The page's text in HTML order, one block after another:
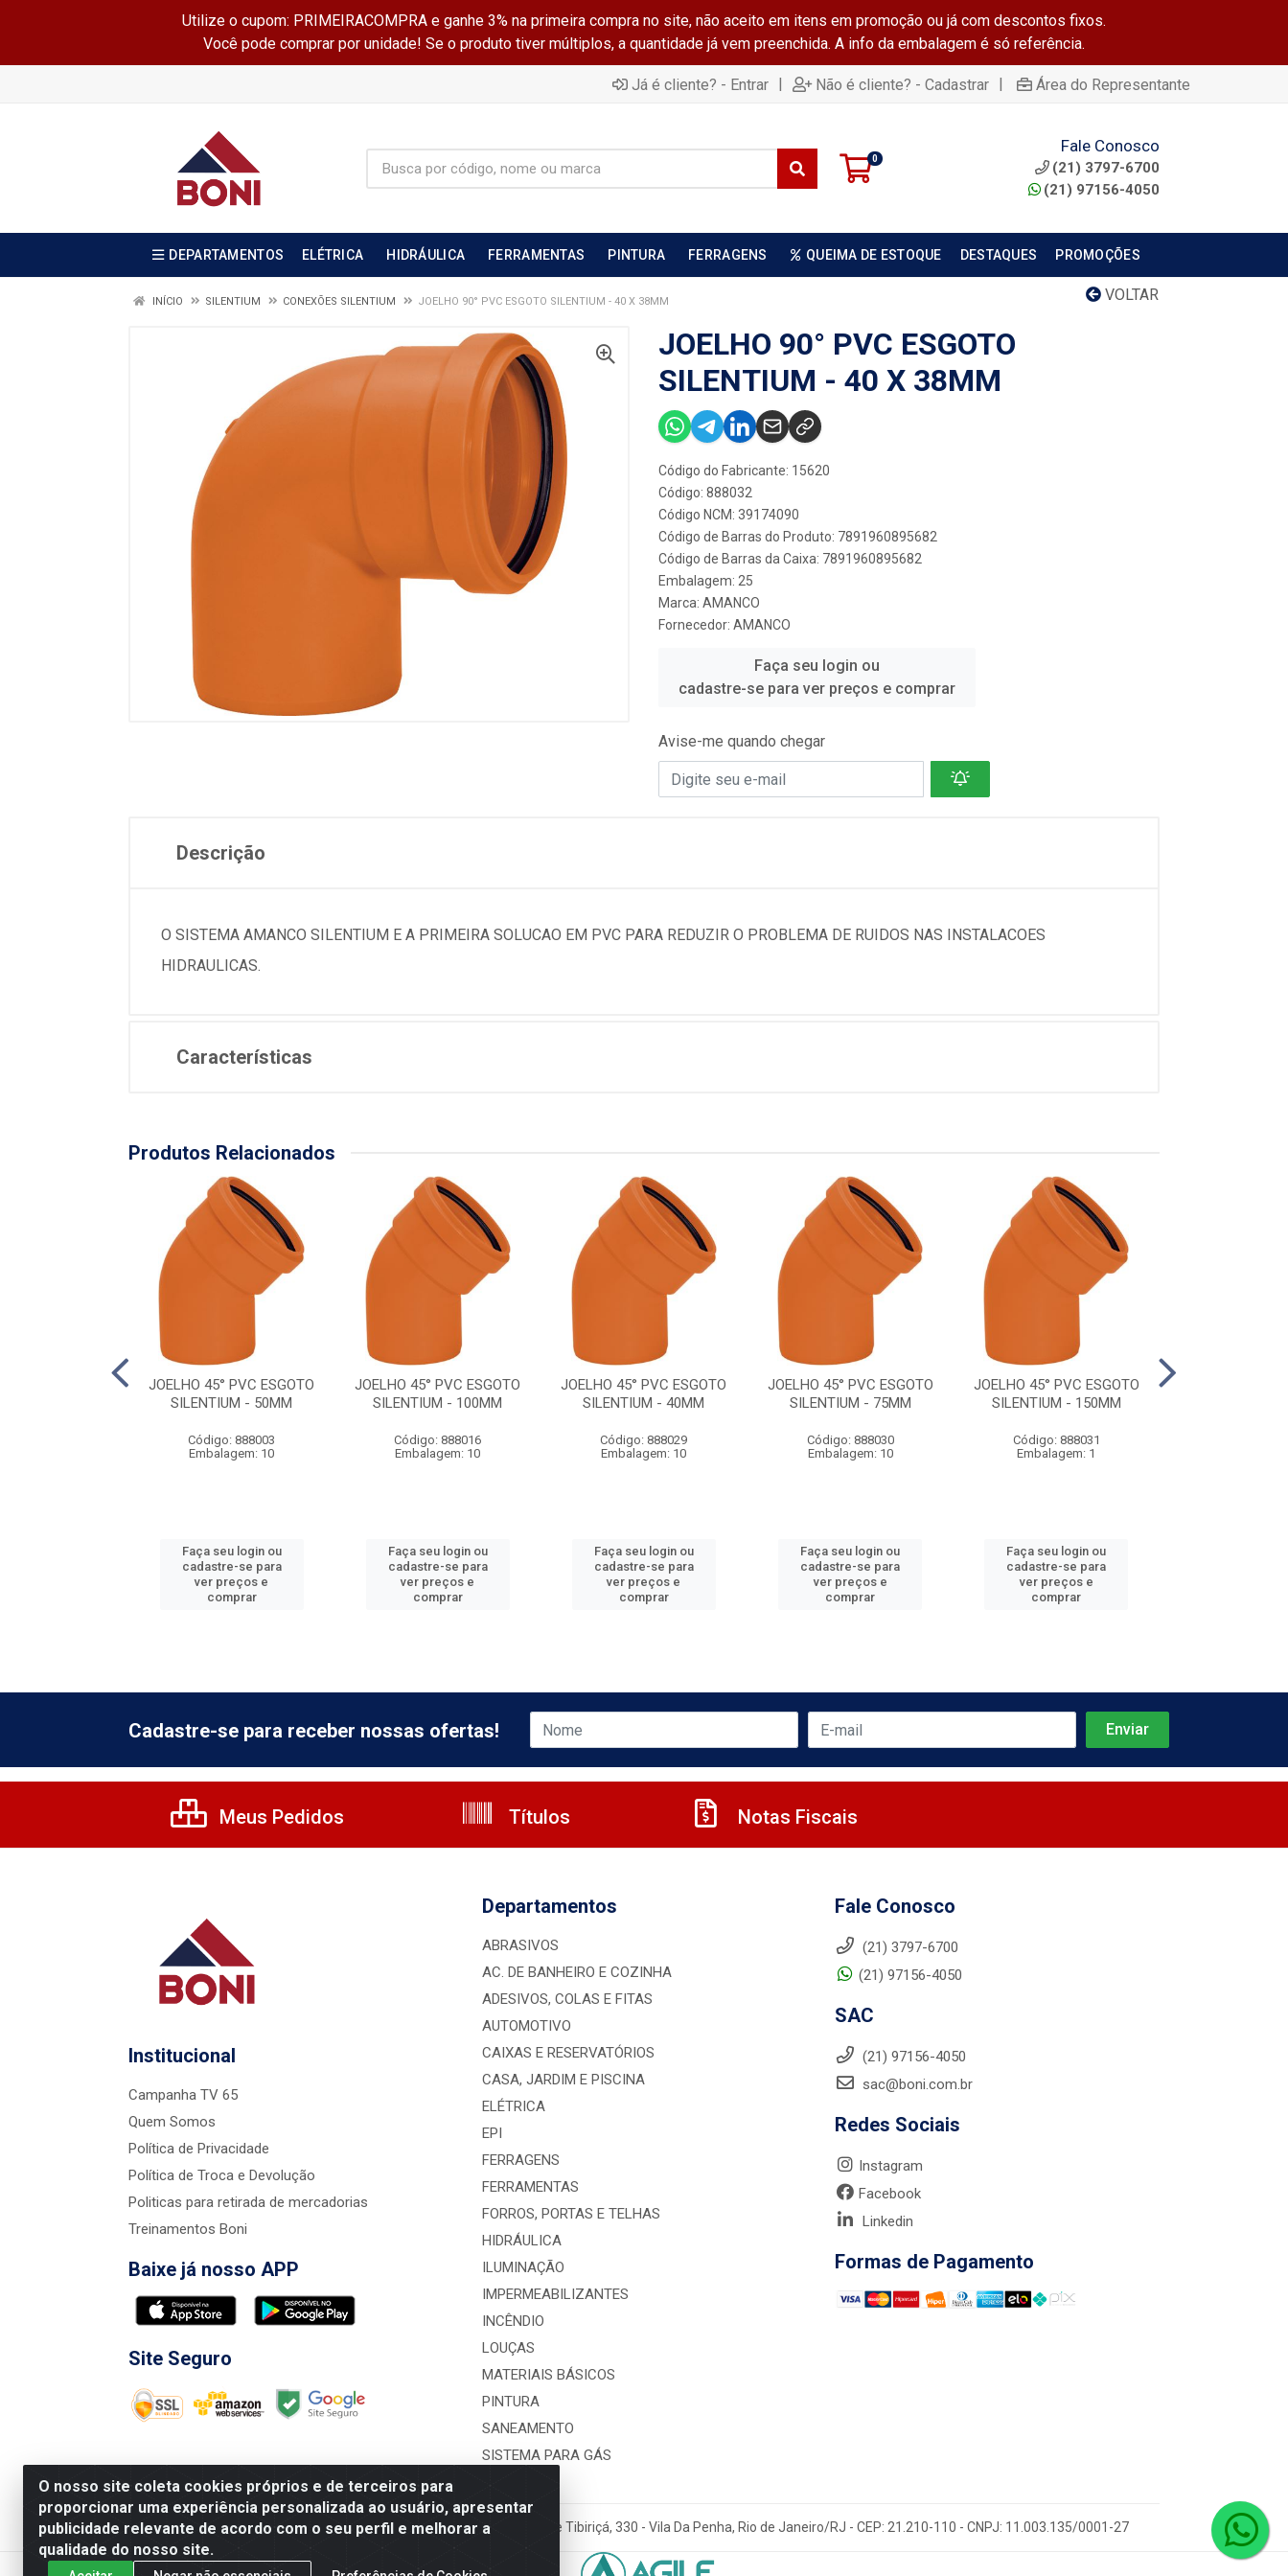
Utilize o cupom: PRIMEIRACOMPRA e ganhe 3% na primeira compra no site, não aceito em itens em promoção ou já com descontos fixos.
Você pode comprar por unidade! Se o produto tiver múltiplos, a quantidade já vem preenchida. A info da embalagem é só referência.
Já é cliente? - Entrar | Não é cliente? - Cadastrar | Área do Representante
0
Fale Conosco
(21) 3797-6700
(21) 97156-4050
DEPARTAMENTOS ELÉTRICA HIDRÁULICA FERRAMENTAS PINTURA FERRAGENS QUEIMA DE ESTOQUE DESTAQUES PROMOÇÕES
VOLTAR
INÍCIO SILENTIUM CONEXÕES SILENTIUM JOELHO 90° PVC ESGOTO SILENTIUM - 40 X 38MM
JOELHO 90° PVC ESGOTO
SILENTIUM - 40 X 38MM
Código do Fabricante: 15620
Código: 888032
Código NCM: 39174090
Código de Barras do Produto: 7891960895682
Código de Barras da Caixa: 7891960895682
Embalagem: 25
Marca: AMANCO
Fornecedor: AMANCO
Faça seu login ou
cadastre-se para ver preços e comprar
Avise-me quando chegar
Descrição
O SISTEMA AMANCO SILENTIUM E A PRIMEIRA SOLUCAO EM PVC PARA REDUZIR O PROBLEMA DE RUIDOS NAS INSTALACOES
HIDRAULICAS.
Características
Produtos Relacionados
JOELHO 45° PVC ESGOTO
SILENTIUM - 50MM
Código: 888003
Embalagem: 10
Faça seu login ou
cadastre-se para
ver preços e
comprar
JOELHO 45° PVC ESGOTO
SILENTIUM - 100MM
Código: 888016
Embalagem: 10
Faça seu login ou
cadastre-se para
ver preços e
comprar
JOELHO 45° PVC ESGOTO
SILENTIUM - 40MM
Código: 888029
Embalagem: 10
Faça seu login ou
cadastre-se para
ver preços e
comprar
JOELHO 45° PVC ESGOTO
SILENTIUM - 75MM
Código: 888030
Embalagem: 10
Faça seu login ou
cadastre-se para
ver preços e
comprar
JOELHO 45° PVC ESGOTO
SILENTIUM - 150MM
Código: 888031
Embalagem: 1
Faça seu login ou
cadastre-se para
ver preços e
comprar
O nosso site coleta cookies próprios e de terceiros para
proporcionar uma experiência personalizada ao usuário, apresentar
publicidade relevante de acordo com o seu perfil e melhorar a
qualidade do nosso site.
Cadastre-se para receber nossas ofertas!
Meus Pedidos Títulos Notas Fiscais
Institucional
Campanha TV 65
Quem Somos
Política de Privacidade
Política de Troca e Devolução
Politicas para retirada de mercadorias
Treinamentos Boni
Baixe já nosso APP
Site Seguro
Departamentos
ABRASIVOS
AC. DE BANHEIRO E COZINHA
ADESIVOS, COLAS E FITAS
AUTOMOTIVO
CAIXAS E RESERVATÓRIOS
CASA, JARDIM E PISCINA
ELÉTRICA
EPI
FERRAGENS
FERRAMENTAS
FORROS, PORTAS E TELHAS
HIDRÁULICA
ILUMINAÇÃO
IMPERMEABILIZANTES
INCÊNDIO
LOUÇAS
MATERIAIS BÁSICOS
PINTURA
SANEAMENTO
SISTEMA PARA GÁS
Fale Conosco
(21) 3797-6700
(21) 97156-4050
SAC
(21) 97156-4050
sac@boni.com.br
Redes Sociais
Instagram
Facebook
Linkedin
Formas de Pagamento
Nova Boni Distribuidora de Material de Construção LTDA - Rua Alice Tibiriçá, 330 - Vila Da Penha, Rio de Janeiro/RJ - CEP: 21.210-110 - CNPJ: 11.003.135/0001-27